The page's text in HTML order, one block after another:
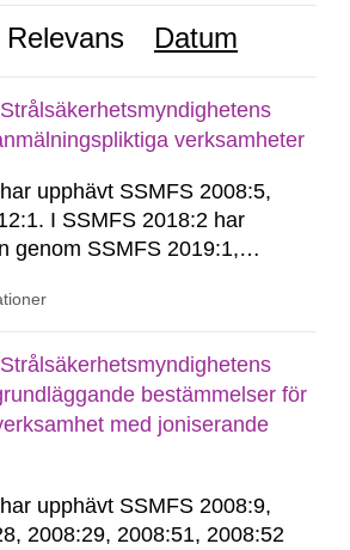
Relevans Datum
verksamheter
upphävt SSMFS 2008:5,
I SSMFS 2018:2 har
genom SSMFS 2019:1,
bestämmelser för
med joniserande
upphävt SSMFS 2008:9,
2008:29, 2008:51, 2008:52